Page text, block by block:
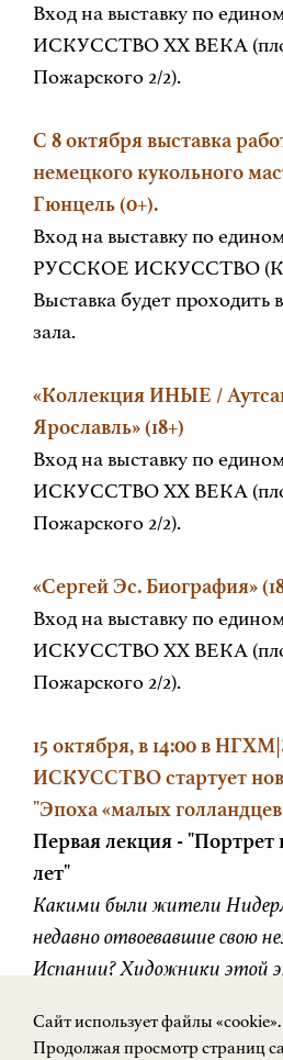
Вход на выставку по
ИСКУССТВО XX ВЕКА
Пожарского 2/2).
С 8 октября выставка
немецкого кукольного
Гюнцель (0+).
Вход на выставку по
РУССКОЕ ИСКУССТВО
Выставка будет проходить
зала.
«Коллекция ИНЫE /
Ярославль» (18+)
Вход на выставку по
ИСКУССТВО XX ВЕКА
Пожарского 2/2).
«Сергей Эс. Биография»
Вход на выставку по
ИСКУССТВО XX ВЕКА
Пожарского 2/2).
15 октября, в 14:00 в
ИСКУССТВО стартует
"Эпоха «малых
Первая лекция - "Портрет
лет"
Какими были жители
недавно отвоевавшие свою
Испании? Художники этой
исполненных достоинства и
Cайт использует файлы «cookie».
Продолжая просмотр страниц